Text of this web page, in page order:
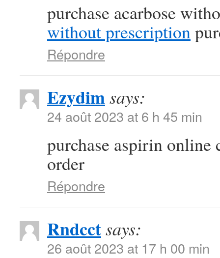
purchase acarbose
without prescription
Répondre
Ezydimsays:
24 août 2023 at 6 h 45 min
purchase aspirin online
order
Répondre
Rndcctsays:
26 août 2023 at 17 h 00 min